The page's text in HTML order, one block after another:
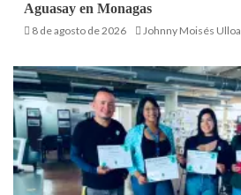
Aguasay en Monagas
8 de agosto de 2026 Johnny Moisés Ulloa